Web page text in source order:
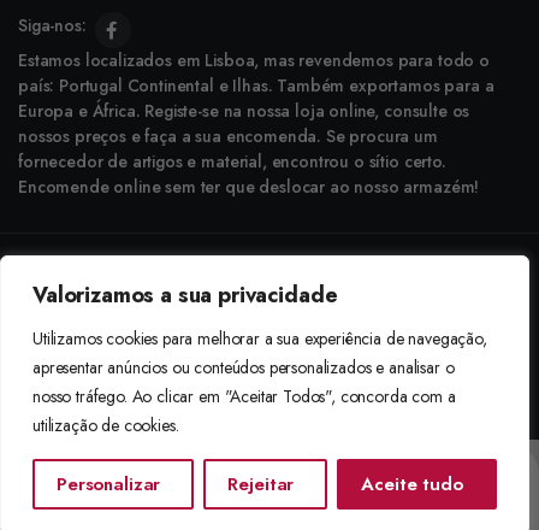
Valorizamos a sua privacidade
Utilizamos cookies para melhorar a sua experiência de navegação,
apresentar anúncios ou conteúdos personalizados e analisar o
nosso tráfego. Ao clicar em "Aceitar Todos", concorda com a
utilização de cookies.
Personalizar Rejeitar Aceite tudo
Siga-nos:
Estamos localizados em Lisboa, mas revendemos para todo o
país: Portugal Continental e Ilhas. Também exportamos para a
Europa e África. Registe-se na nossa loja online, consulte os
nossos preços e faça a sua encomenda. Se procura um
fornecedor de artigos e material, encontrou o sítio certo.
Encomende online sem ter que deslocar ao nosso armazém!
Aceitamos: Transferência Bancária e Envio à Cobrança
Início Categorias Procurar Lista De Desejos Conta